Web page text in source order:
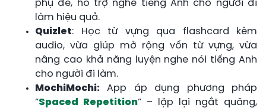
phụ đề, hỗ trợ nghe tiếng Anh cho người đi
làm hiệu quả.
Quizlet: Học từ vựng qua flashcard kèm
audio, vừa giúp mở rộng vốn từ vựng, vừa
nâng cao khả năng luyện nghe nói tiếng Anh
cho người đi làm.
MochiMochi: App áp dụng phương pháp
“Spaced Repetition” – lặp lại ngắt quãng,